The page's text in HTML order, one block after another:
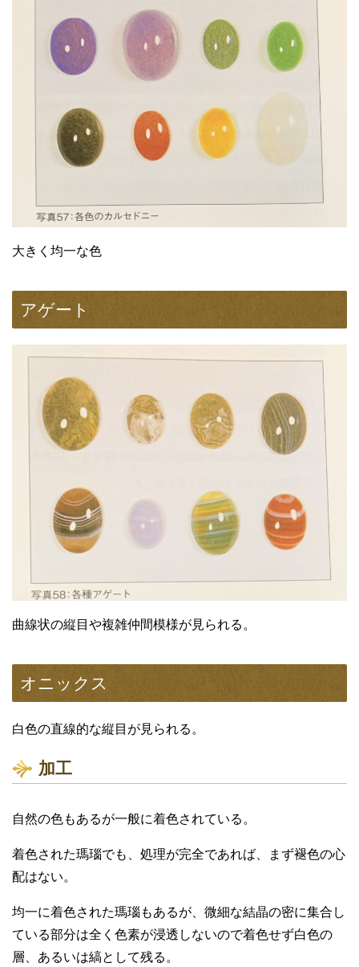
大きく均一な色
アゲート
曲線状の縦目や複雑仲間模様が見られる。
オニックス
白色の直線的な縦目が見られる。
加工
自然の色もあるが一般に着色されている。
着色された瑪瑙でも、処理が完全であれば、まず褪色の心
配はない。
均一に着色された瑪瑙もあるが、微細な結晶の密に集合し
ている部分は全く色素が浸透しないので着色せず白色の
層、あるいは縞として残る。